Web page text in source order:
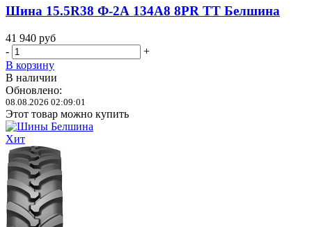
Шина 15.5R38 Ф-2А 134A8 8PR TT Белшина
41 940 руб
-
+
В корзину
В наличии
Обновлено:
08.08.2026 02:09:01
Этот товар можно купить
Хит